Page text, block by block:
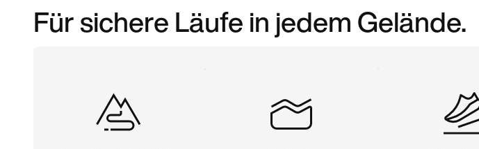
Für sichere Läufe in jedem Gelände.